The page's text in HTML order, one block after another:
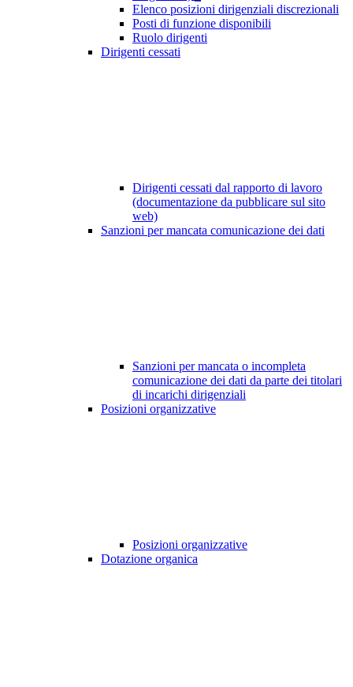
Elenco posizioni dirigenziali discrezionali
Posti di funzione disponibili
Ruolo dirigenti
Dirigenti cessati
Dirigenti cessati dal rapporto di lavoro
(documentazione da pubblicare sul sito
web)
Sanzioni per mancata comunicazione dei dati
Sanzioni per mancata o incompleta
comunicazione dei dati da parte dei titolari
di incarichi dirigenziali
Posizioni organizzative
Posizioni organizzative
Dotazione organica